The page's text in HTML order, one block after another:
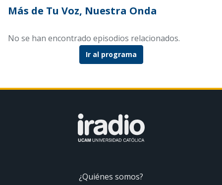
Más de Tu Voz, Nuestra Onda
No se han encontrado episodios relacionados.
Ir al programa
¿Quiénes somos?